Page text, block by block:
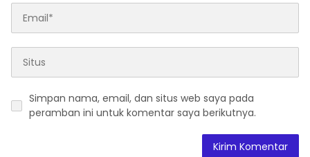
Simpan nama, email, dan situs web saya pada
peramban ini untuk komentar saya berikutnya.